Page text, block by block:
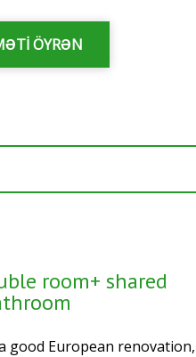
ÖYRƏN
room+ shared
good European renovation,